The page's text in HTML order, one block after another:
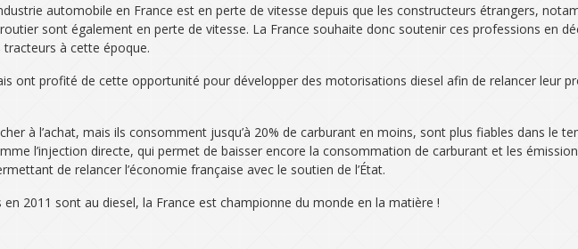
automobile en France est en perte de vitesse depuis que les constructeurs étrangers,
sont également en perte de vitesse. La France souhaite donc soutenir ces professions en
à cette époque.
ont profité de cette opportunité pour développer des motorisations diesel afin de relancer leur
à l’achat, mais ils consomment jusqu’à 20% de carburant en moins, sont plus fiables dans le
l’injection directe, qui permet de baisser encore la consommation de carburant et les
de relancer l’économie française avec le soutien de l’État.
2011 sont au diesel, la France est championne du monde en la matière !